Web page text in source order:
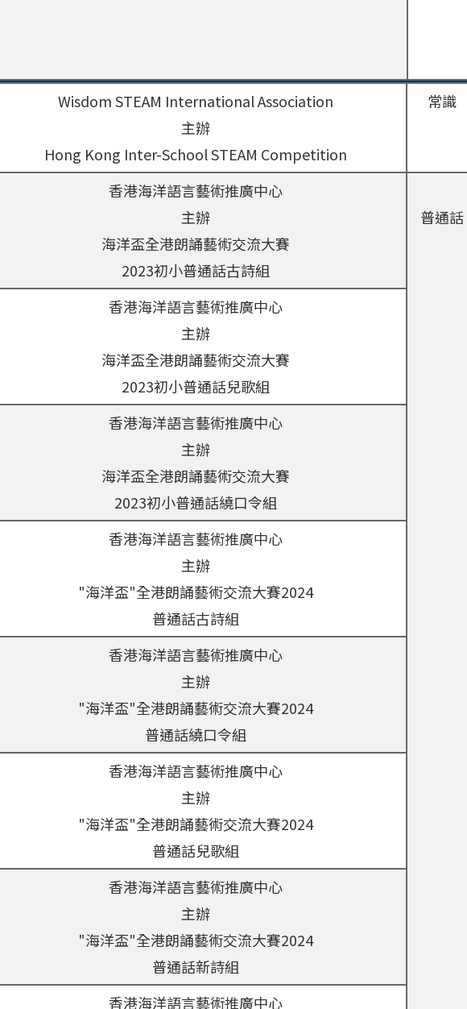
Wisdom STEAM International Association
主辦
Hong Kong Inter-School STEAM Competition
常識
香港海洋語言藝術推廣中心
主辦
海洋盃全港朗誦藝術交流大賽
2023初小普通話古詩組
普通話
香港海洋語言藝術推廣中心
主辦
海洋盃全港朗誦藝術交流大賽
2023初小普通話兒歌組
香港海洋語言藝術推廣中心
主辦
海洋盃全港朗誦藝術交流大賽
2023初小普通話繞口令組
香港海洋語言藝術推廣中心
主辦
"海洋盃"全港朗誦藝術交流大賽2024
普通話古詩組
香港海洋語言藝術推廣中心
主辦
"海洋盃"全港朗誦藝術交流大賽2024
普通話繞口令組
香港海洋語言藝術推廣中心
主辦
"海洋盃"全港朗誦藝術交流大賽2024
普通話兒歌組
香港海洋語言藝術推廣中心
主辦
"海洋盃"全港朗誦藝術交流大賽2024
普通話新詩組
香港海洋語言藝術推廣中心